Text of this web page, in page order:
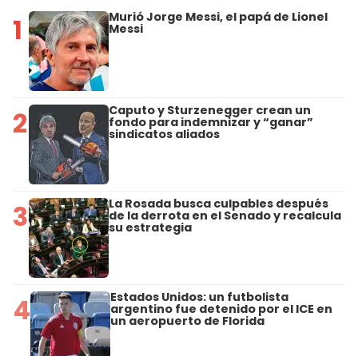
1 Murió Jorge Messi, el papá de Lionel
Messi
2 Caputo y Sturzenegger crean un
fondo para indemnizar y “ganar”
sindicatos aliados
3 La Rosada busca culpables después
de la derrota en el Senado y recalcula
su estrategia
4 Estados Unidos: un futbolista
argentino fue detenido por el ICE en
un aeropuerto de Florida